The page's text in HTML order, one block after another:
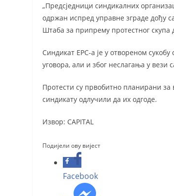
„Предсједници синдикалних
одржан испред управне зграде дођу
Штаба за припрему протестног скупа
Синдикат ЕРС-а је у отвореном
уговора, али и због неслагања у
Протести су првобитно планирани за
синдикату одлучили да их одгоде.
Извор: CAPITAL
Подијели ову вијест
Facebook